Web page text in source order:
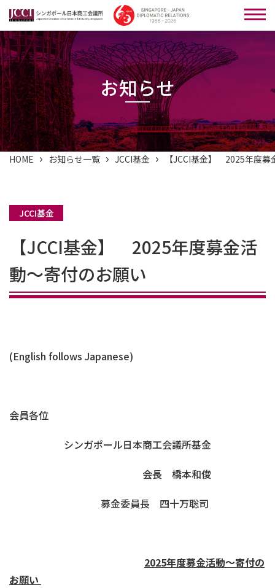
お知らせ
HOME お知らせ一覧 JCCI基金 【JCCI基金】 2025年度募
JCCI基金
【JCCI基金】 2025年度募金活
動～寄付のお願い
(English follows Japanese)
会員各位
シンガポール日本商工会議所基金
会長 橋本和俊
募金委員長 四十万聡司
2025年度募金活動～寄付の
お願い